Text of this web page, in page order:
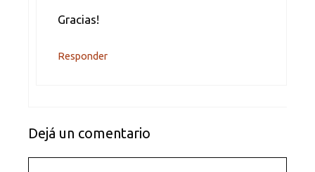
Gracias!
Responder
Dejá un comentario